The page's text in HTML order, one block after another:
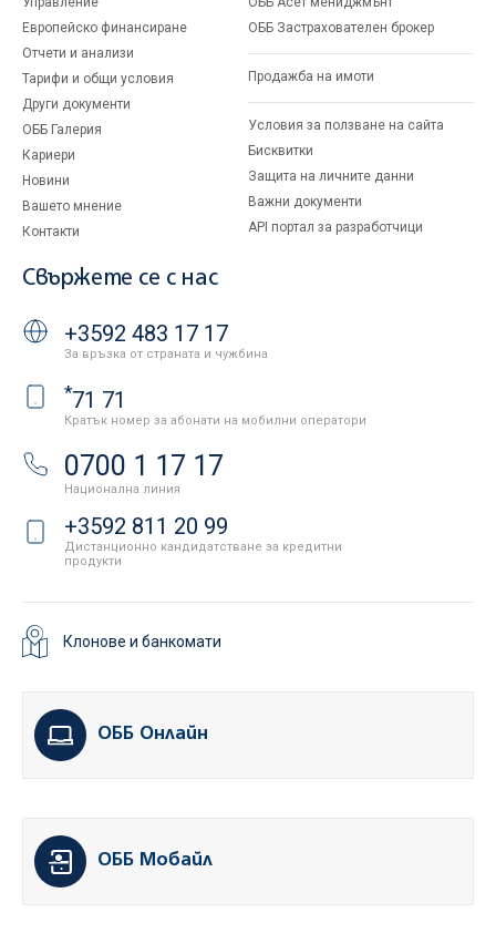
Европейско финансиране
Отчети и анализи
Тарифи и общи условия
Други документи
ОББ Галерия
Кариери
Новини
Вашето мнение
Контакти
ОББ Застрахователен брокер
Продажба на имоти
Условия за ползване на сайта
Бисквитки
Защита на личните данни
Важни документи
API портал за разработчици
Свържете се с нас
+3592 483 17 17
За връзка от страната и чужбина
*71 71
Кратък номер за абонати на мобилни оператори
0700 1 17 17
Национална линия
+3592 811 20 99
Дистанционно кандидатстване за кредитни
продукти
Клонове и банкомати
ОББ Онлайн
ОББ Мобайл